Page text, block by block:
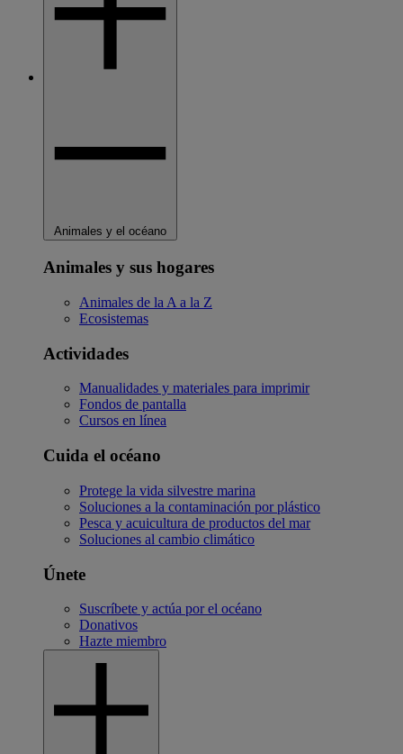
Animales y el océano
Animales y sus hogares
Animales de la A a la Z
Ecosistemas
Actividades
Manualidades y materiales para imprimir
Fondos de pantalla
Cursos en línea
Cuida el océano
Protege la vida silvestre marina
Soluciones a la contaminación por plástico
Pesca y acuicultura de productos del mar
Soluciones al cambio climático
Únete
Suscríbete y actúa por el océano
Donativos
Hazte miembro